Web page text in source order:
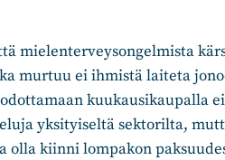
mielenterveysongelmista
murtuu ei ihmistä laiteta
kuukausikaupalla
yksityiseltä sektorilta,
olla kiinni lompakon